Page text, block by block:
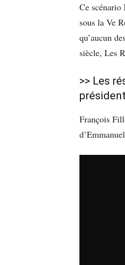
Ce scénario
sous la Ve
qu’aucun
siècle, Les
>> Les
François